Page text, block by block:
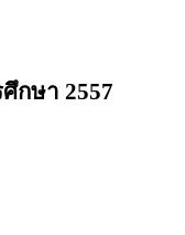
กษา 2557